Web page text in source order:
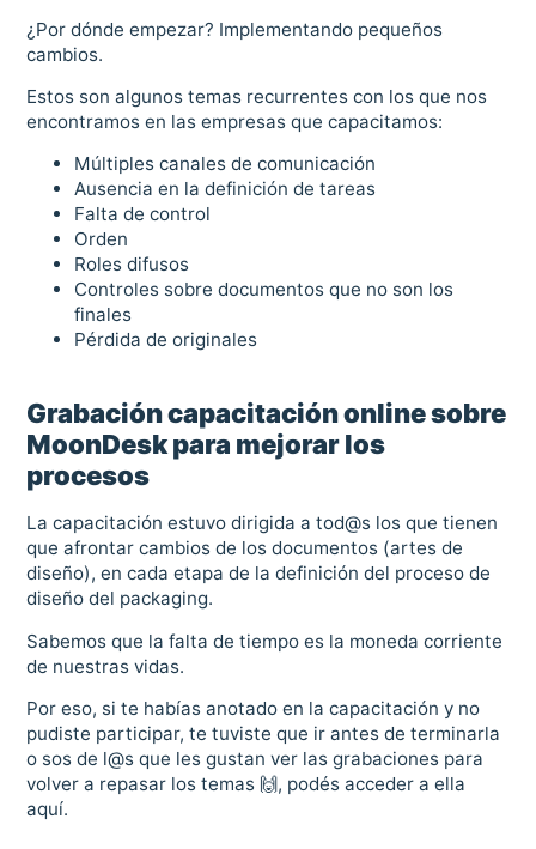
¿Por dónde empezar? Implementando pequeños
cambios.
Estos son algunos temas recurrentes con los que nos
encontramos en las empresas que capacitamos:
Múltiples canales de comunicación
Ausencia en la definición de tareas
Falta de control
Orden
Roles difusos
Controles sobre documentos que no son los
finales
Pérdida de originales
Grabación capacitación online sobre
MoonDesk para mejorar los
procesos
La capacitación estuvo dirigida a tod@s los que tienen
que afrontar cambios de los documentos (artes de
diseño), en cada etapa de la definición del proceso de
diseño del packaging.
Sabemos que la falta de tiempo es la moneda corriente
de nuestras vidas.
Por eso, si te habías anotado en la capacitación y no
pudiste participar, te tuviste que ir antes de terminarla
o sos de l@s que les gustan ver las grabaciones para
volver a repasar los temas 🙌, podés acceder a ella
aquí.